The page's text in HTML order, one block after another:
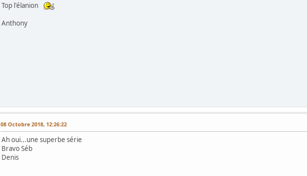
Top l'élanion
Anthony
08 Octobre 2018, 12:26:22
Ah oui...une superbe série
Bravo Séb
Denis